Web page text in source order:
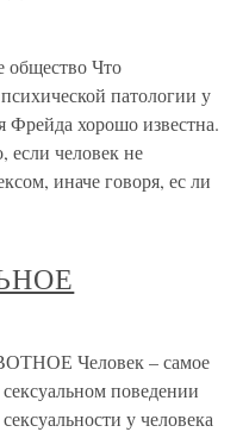
общество Что
патологии у
хорошо известна.
если человек не
иначе говоря, ес ли
Человек – самое
поведении
у человека